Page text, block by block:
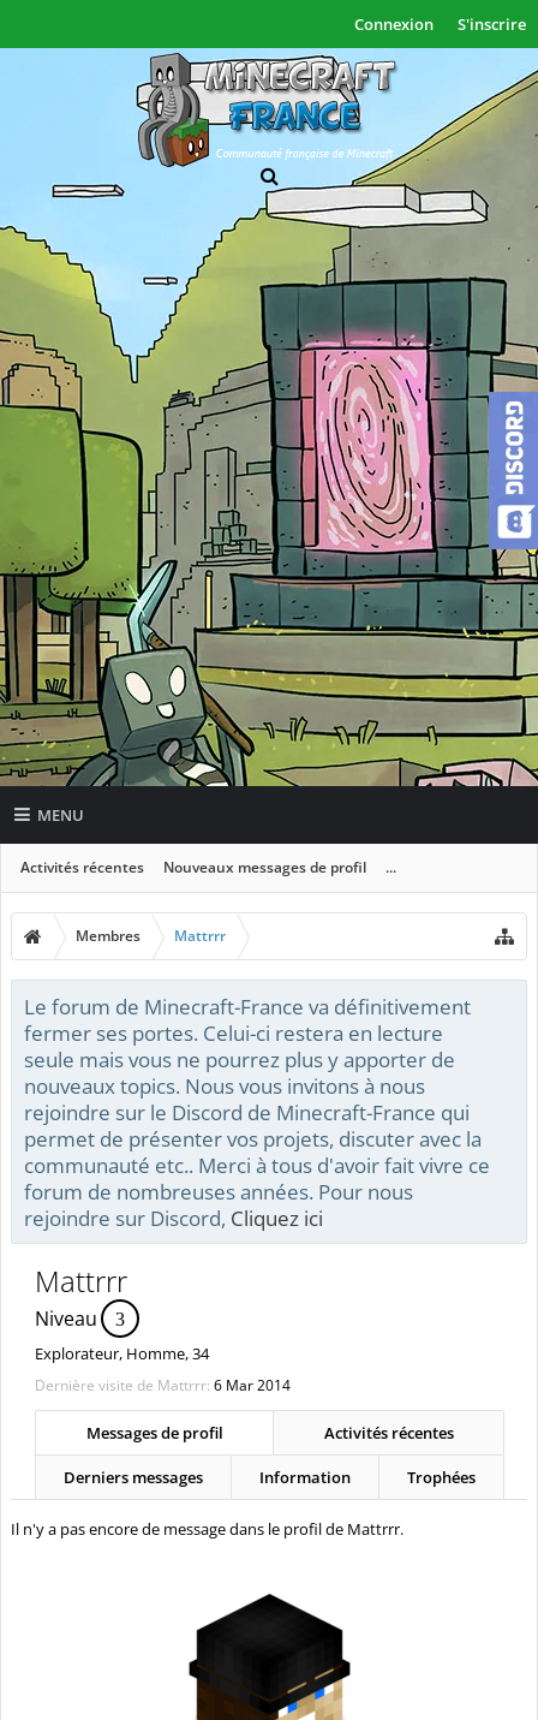
Connexion S'inscrire
MENU
Activités récentes Nouveaux messages de profil ...
Membres Mattrrr
Le forum de Minecraft-France va définitivement
fermer ses portes. Celui-ci restera en lecture
seule mais vous ne pourrez plus y apporter de
nouveaux topics. Nous vous invitons à nous
rejoindre sur le Discord de Minecraft-France qui
permet de présenter vos projets, discuter avec la
communauté etc.. Merci à tous d'avoir fait vivre ce
forum de nombreuses années. Pour nous
rejoindre sur Discord, Cliquez ici
Mattrrr
Niveau 3
Explorateur, Homme, 34
Dernière visite de Mattrrr: 6 Mar 2014
Messages de profil Activités récentes
Derniers messages Information Trophées
Il n'y a pas encore de message dans le profil de Mattrrr.